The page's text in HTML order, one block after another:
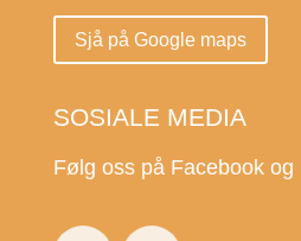
Sjå på Google maps
SOSIALE MEDIA
Følg oss på Facebook og